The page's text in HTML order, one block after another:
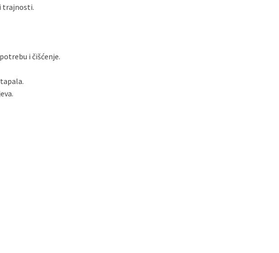
trajnosti.
i čišćenje.